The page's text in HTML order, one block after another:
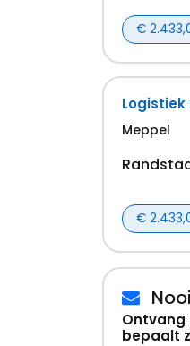
€
Meppel
€
Ontvang
bepaalt